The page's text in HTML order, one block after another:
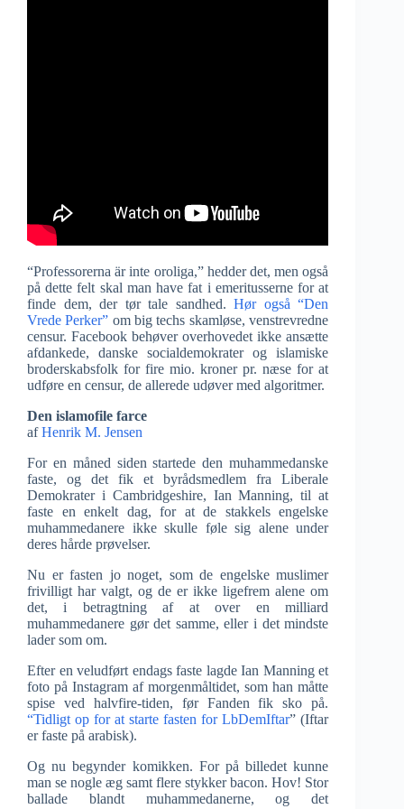
“Professorerna är inte oroliga,” hedder det, men også
på dette felt skal man have fat i emeritusserne for at
finde dem, der tør tale sandhed.Hør også “Den
Vrede Perker” om big techs skamløse, venstrevredne
censur. Facebook behøver overhovedet ikke ansætte
afdankede, danske socialdemokrater og islamiske
broderskabsfolk for fire mio. kroner pr. næse for at
udføre en censur, de allerede udøver med algoritmer.
Den islamofile farce
afHenrik M. Jensen
For en måned siden startede den muhammedanske
faste, og det fik et byrådsmedlem fra Liberale
Demokrater i Cambridgeshire, Ian Manning, til at
faste en enkelt dag, for at de stakkels engelske
muhammedanere ikke skulle føle sig alene under
deres hårde prøvelser.
Nu er fasten jo noget, som de engelske muslimer
frivilligt har valgt, og de er ikke ligefrem alene om
det, i betragtning af at over en milliard
muhammedanere gør det samme, eller i det mindste
lader som om.
Efter en veludført endags faste lagde Ian Manning et
foto på Instagram af morgenmåltidet, som han måtte
spise ved halvfire-tiden, før Fanden fik sko på.
“Tidligt op for at starte fasten for LbDemIftar” (Iftar
er faste på arabisk).
Og nu begynder komikken. For på billedet kunne
man se nogle æg samt flere stykker bacon. Hov! Stor
ballade blandt muhammedanerne, og det